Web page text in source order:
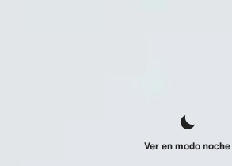
Ver en modo noche